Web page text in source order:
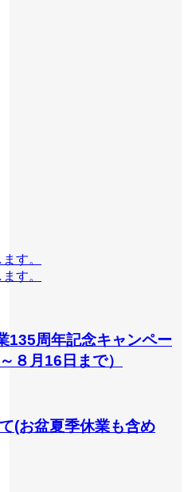
す。
す。
135周年記念キャンペー
８月16日まで）
(お盆夏季休業も含め